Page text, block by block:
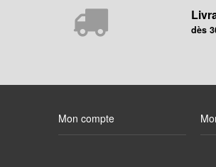
dès
Mon compte